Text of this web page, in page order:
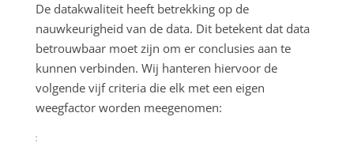
De datakwaliteit heeft betrekking op de
nauwkeurigheid van de data. Dit betekent dat data
betrouwbaar moet zijn om er conclusies aan te
kunnen verbinden. Wij hanteren hiervoor de
volgende vijf criteria die elk met een eigen
weegfactor worden meegenomen: